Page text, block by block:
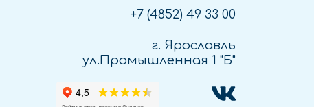
+7 (4852) 49 33 00
г. Ярославль
ул.Промышленная 1 "Б"